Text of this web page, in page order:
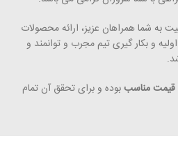
به شما همراهان عزیز، ارائه محصولات
و بکار گیری تیم مجرب و توانمند و
قیمت مناسببوده و برای تحقق آن تمام